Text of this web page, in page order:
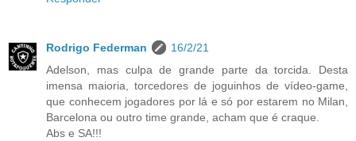
Rodrigo Federman
16/2/21
Adelson, mas culpa de grande parte da torcida. Desta
imensa maioria, torcedores de joguinhos de vídeo-game,
que conhecem jogadores por lá e só por estarem no Milan,
Barcelona ou outro time grande, acham que é craque.
Abs e SA!!!